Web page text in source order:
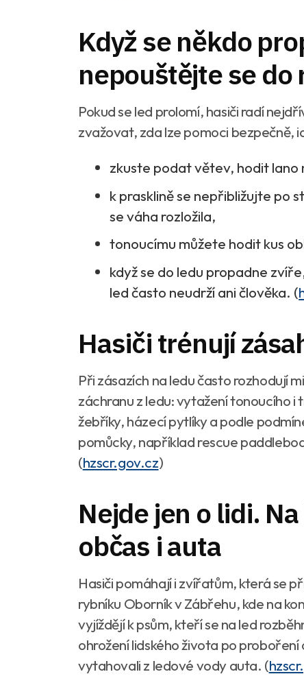
Když se někdo
nepouštějte se do
Pokud se led prolomí, hasiči radí
zvažovat, zda lze pomoci bezpečně,
zkuste podat větev, hodit lano
k prasklině se nepřibližujte po
se váha rozložila,
tonoucímu můžete hodit kus
když se do ledu propadne
led často neudrží ani člověka. (
Hasiči trénují
Při zásazích na ledu často rozhodují
záchranu z ledu: vytažení tonoucího
žebříky, házecí pytlíky a podle
pomůcky, například rescue
(hzscr.gov.cz)
Nejde jen o lidi.
občas i auta
Hasiči pomáhají i zvířatům, která se
rybníku Oborník v Zábřehu, kde na
vyjíždějí k psům, kteří se na led
ohrožení lidského života po proboření
vytahovali z ledové vody auta. (